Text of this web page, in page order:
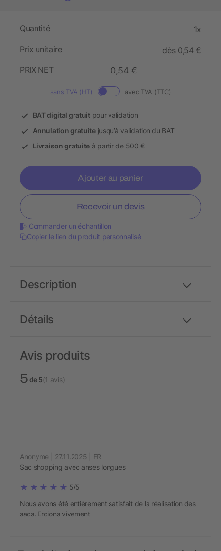
Quantité 1x
Prix unitaire
dès 0,54 €
PRIX NET
0,54 €
sans TVA (HT) avec TVA (TTC)
BAT digital gratuitpour validation
Annulation gratuitejusqu’à validation du BAT
Livraison gratuite à partir de 500 €
Ajouter au panier
Recevoir un devis
Commander un échantillon
Copier le lien du produit personnalisé
Détails
Description
Avis produits
5de 5(1 avis)
Anonyme | 27.11.2025 | FR
Sac shopping avec anses longues
5/5
Nous avons été entièrement satisfait de la réalisation des
sacs. Ercions vivement